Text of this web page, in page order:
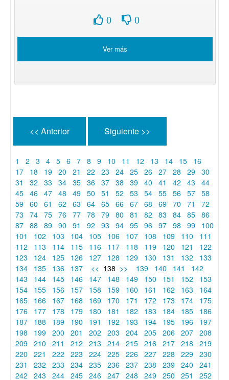
0 0
Ver más
<< Anterior Siguiente >>
1 2 3 4 5 6 7 8 9 10 11 12 13 14 15
16
17
18 19 20 21 22 23 24 25 26 27 28 29 30
31
32 33 34 35 36 37 38 39 40 41 42 43
44
45 46 47 48 49 50 51 52 53 54 55 56 57 58
59 60 61 62 63 64 65 66 67 68 69 70 71
72
73
74 75 76 77 78 79 80 81 82 83 84 85 86
87 88 89 90 91 92 93 94 95 96 97 98 99
100
101
102 103 104 105 106 107 108 109 110
111
112
113 114 115 116 117 118 119 120 121
122
123
124 125 126 127 128 129 130 131 132
133
134
135 136 137 << 138 >> 139 140 141
142
143
144 145 146 147 148 149 150 151 152
153
154
155 156 157 158 159 160 161 162 163
164
165
166 167 168 169 170 171 172 173 174
175
176
177 178 179 180 181 182 183 184 185
186
187
188 189 190 191 192 193 194 195 196
197
198
199 200 201 202 203 204 205 206 207 208
209 210 211 212 213 214 215 216 217 218
219
220
221 222 223 224 225 226 227 228 229 230
231
232 233 234 235 236 237 238 239 240
241
242
243 244 245 246 247 248 249 250 251
252